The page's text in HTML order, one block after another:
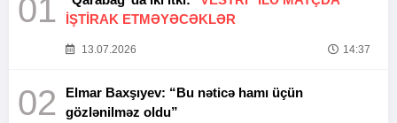
01
İŞTİRAK ETMƏYƏCƏKLƏR
13.07.2026 14:37
02
Elmar Baxşıyev: “Bu nəticə hamı üçün
gözlənilməz oldu”